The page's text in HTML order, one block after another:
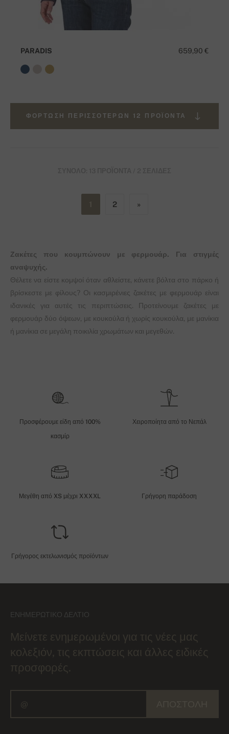
659,90 €
PARADIS
ΦΌΡΤΩΣΗ ΠΕΡΙΣΣΌΤΕΡΩΝ 12 ΠΡΟΪΌΝΤΑ
2 »
Ζακέτες που κουμπώνουν με φερμουάρ. Για στιγμές
αναψυχής.
Θέλετε να είστε κομψοί όταν αθλείστε, κάνετε βόλτα στο πάρκο ή
βρίσκεστε με φίλους? Οι κασμιρένιες ζακέτες με φερμουάρ είναι
ιδανικές για αυτές τις περιπτώσεις. Προτείνουμε ζακέτες με
φερμουάρ δύο όψεων, με κουκούλα ή χωρίς κουκούλα, με μανίκια
ή μανίκια σε μεγάλη ποικιλία χρωμάτων και μεγεθών.
Προσφέρουμε είδη από 100%
κασμίρ
Χειροποίητα από το Νεπάλ
Μεγέθη από XS μέχρι XXXXL Γρήγορη παράδοση
Γρήγορος εκτελωνισμός προϊόντων
ΕΝΗΜΕΡΩΤΙΚΌ ΔΕΛΤΊΟ
Μείνετε ενημερωμένοι για τις νέες μας
κολεξιόν, τις εκπτώσεις και άλλες ειδικές
προσφορές.